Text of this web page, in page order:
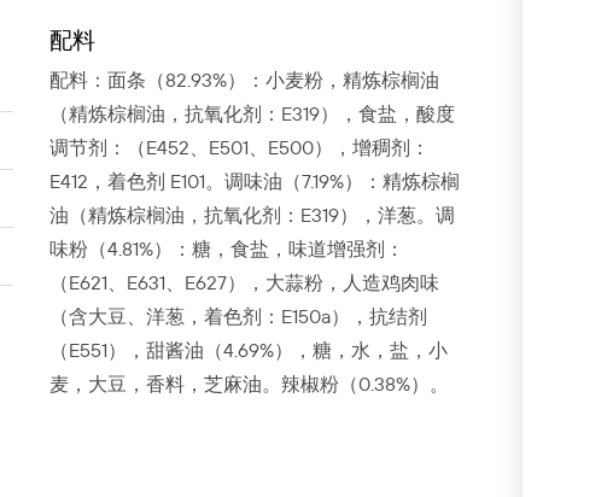
配料
配料：面条（82.93%）：小麦粉，精炼棕榈油
（精炼棕榈油，抗氧化剂：E319），食盐，酸度
调节剂：（E452、E501、E500），增稠剂：
E412，着色剂 E101。调味油（7.19%）：精炼棕榈
油（精炼棕榈油，抗氧化剂：E319），洋葱。调
味粉（4.81%）：糖，食盐，味道增强剂：
（E621、E631、E627），大蒜粉，人造鸡肉味
（含大豆、洋葱，着色剂：E150a），抗结剂
（E551），甜酱油（4.69%），糖，水，盐，小
麦，大豆，香料，芝麻油。辣椒粉（0.38%）。